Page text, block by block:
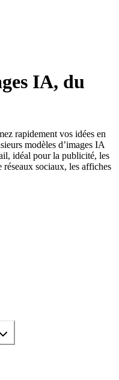
IA, du
rapidement vos idées en
modèles d’images IA
idéal pour la publicité, les
réseaux sociaux, les affiches